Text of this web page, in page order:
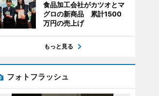
食品加工会社がカツオとマ
グロの新商品 累計1500
万円の売上げ
もっと見る
フォトフラッシュ